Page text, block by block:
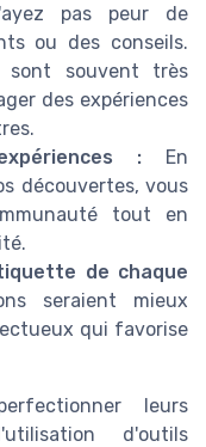
pas peur de
ou des conseils.
sont souvent très
des expériences
: En
découvertes, vous
tout en
de chaque
seraient mieux
qui favorise
leurs
d'outils